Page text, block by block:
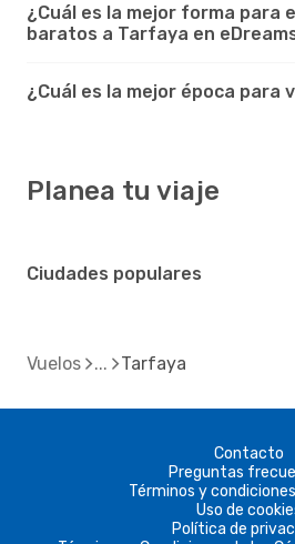
¿Cuál es la mejor forma para
baratos a Tarfaya en
¿Cuál es la mejor época para
Planea tu viaje
Ciudades populares
Vuelos Tarfaya
Contacto
Preguntas
Términos y
Uso de
Política de